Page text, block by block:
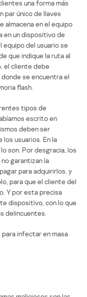
una forma más
par único de llaves
almacena en el equipo
en un dispositivo de
equipo del usuario se
que indique la ruta al
el cliente debe
se encuentra el
flash.
tipos de
escrito en
deben ser
usuarios. En la
son. Por desgracia, los
garantizan la
para adquirirlos, y
para que el cliente del
Y por esta precisa
dispositivo, con lo que
delincuentes.
infectar en masa